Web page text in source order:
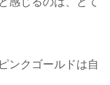
ンクゴールドは自